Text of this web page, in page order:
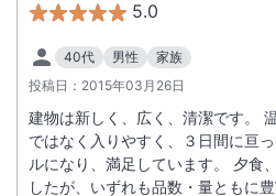
5.0
40代 男性
家族
投稿日： 2015年03月26日
建物は新しく、広く、清潔です。
ではなく入りやすく、３日間に亘
ルになり、満足しています。 夕食
したが、いずれも品数・量ともに